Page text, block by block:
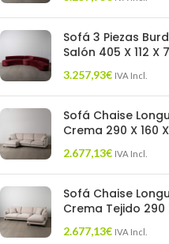
Sofá 3 Piezas
Salón 405 X 112 X
3.257,93€ IVA Incl.
Sofá Chaise
Crema 290 X 160
2.677,13€ IVA Incl.
Sofá Chaise
Crema Tejido 290
2.677,13€ IVA Incl.